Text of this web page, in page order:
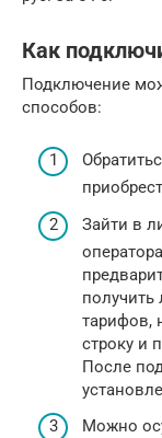
Как
Подключение
способов:
Зайти в
получить
тарифов,
строку и
После
Можно